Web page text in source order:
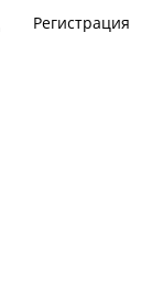
Регистрация